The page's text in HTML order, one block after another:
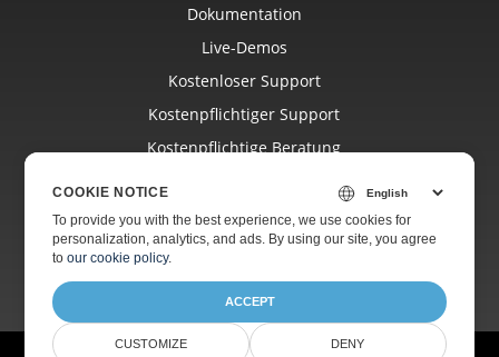
Dokumentation
Live-Demos
Kostenloser Support
Kostenpflichtiger Support
Kostenpflichtige Beratung
Websites
Über Uns
COOKIE NOTICE
To provide you with the best experience, we use cookies for
personalization, analytics, and ads. By using our site, you agree
toour cookie policy.
ACCEPT
CUSTOMIZE DENY